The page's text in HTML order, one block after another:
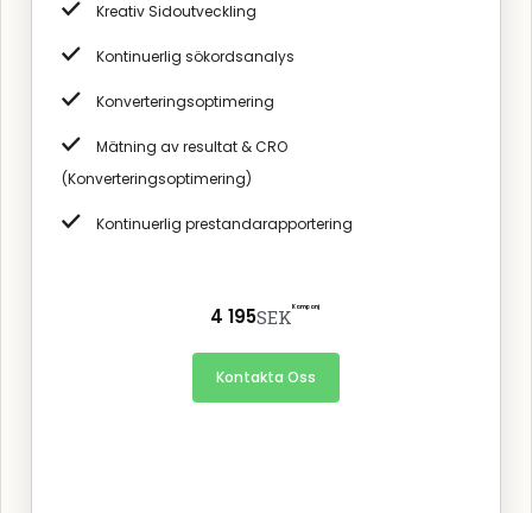
4 195SEK Kampanj
Kreativ Sidoutveckling
Kontinuerlig sökordsanalys
Konverteringsoptimering
Mätning av resultat & CRO
(Konverteringsoptimering)
Kontinuerlig prestandarapportering
Kontakta Oss